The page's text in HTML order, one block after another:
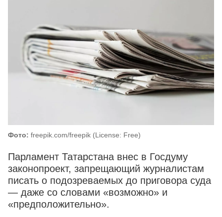
Фото: freepik.com/freepik (License: Free)
Парламент Татарстана внес в Госдуму
законопроект, запрещающий журналистам
писать о подозреваемых до приговора суда
— даже со словами «возможно» и
«предположительно».